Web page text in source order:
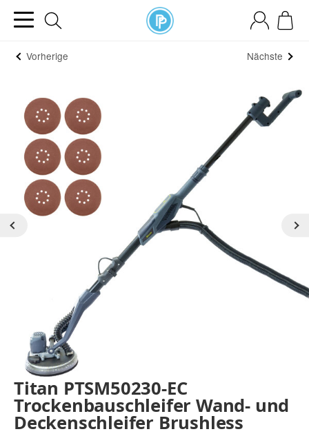
Vorherige Nächste
Titan PTSM50230-EC
Trockenbauschleifer Wand- und
Deckenschleifer Brushless